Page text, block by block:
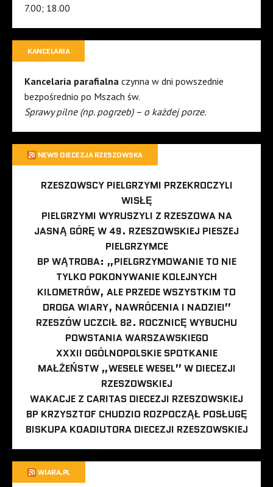
7.00; 18.00
KANCELARIA
Kancelaria parafialna czynna w dni powszednie
bezpośrednio po Mszach św.
Sprawy pilne (np. pogrzeb) – o każdej porze.
NEWS DIECEZJA RZESZOWSKA
RZESZOWSCY PIELGRZYMI PRZEKROCZYLI
WISŁĘ
PIELGRZYMI WYRUSZYLI Z RZESZOWA NA
JASNĄ GÓRĘ W 49. RZESZOWSKIEJ PIESZEJ
PIELGRZYMCE
BP WĄTROBA: „PIELGRZYMOWANIE TO NIE
TYLKO POKONYWANIE KOLEJNYCH
KILOMETRÓW, ALE PRZEDE WSZYSTKIM TO
DROGA WIARY, NAWRÓCENIA I NADZIEI”
RZESZÓW UCZCIŁ 82. ROCZNICĘ WYBUCHU
POWSTANIA WARSZAWSKIEGO
XXXII OGÓLNOPOLSKIE SPOTKANIE
MAŁŻEŃSTW „WESELE WESEL” W DIECEZJI
RZESZOWSKIEJ
WAKACJE Z CARITAS DIECEZJI RZESZOWSKIEJ
BP KRZYSZTOF CHUDZIO ROZPOCZĄŁ POSŁUGĘ
BISKUPA KOADIUTORA DIECEZJI RZESZOWSKIEJ
WIARA.PL